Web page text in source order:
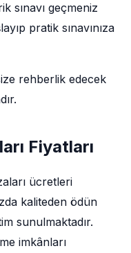
sınavı geçmeniz
pratik sınavınıza
rehberlik edecek
Fiyatları
ücretleri
kaliteden ödün
sunulmaktadır.
imkânları